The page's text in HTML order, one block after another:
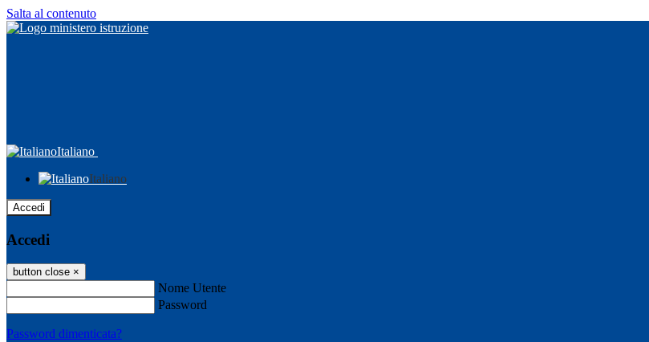
Salta al contenuto
Italiano
Italiano
Accedi
Accedi
button close ×
Nome Utente
Password
Password dimenticata?